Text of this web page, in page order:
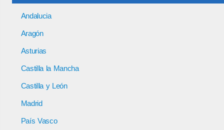
Andalucia
Aragón
Asturias
Castilla la Mancha
Castilla y León
Madrid
País Vasco